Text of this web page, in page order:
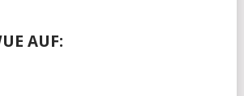
AUF: